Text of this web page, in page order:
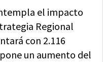
el impacto
Regional
con 2.116
un aumento del